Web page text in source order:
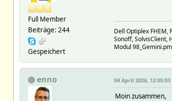
Full Member
Beiträge: 244
Gespeichert
Dell Optiplex FHEM,
Sonoff, SolvisClient,
Modul 98_Gemini.pm
enno 04 April 2026, 12:05:03
Moin zusammen,